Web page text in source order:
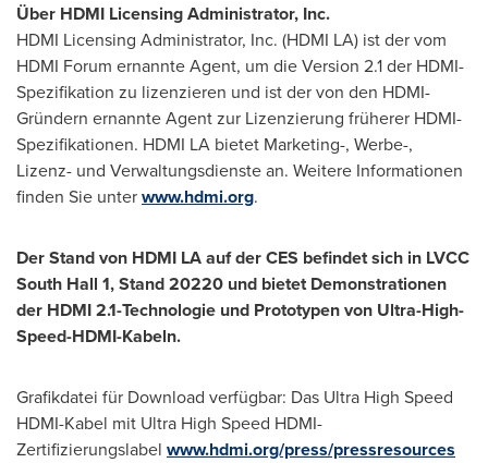
Über HDMI Licensing Administrator, Inc.
HDMI Licensing Administrator, Inc. (HDMI LA) ist der vom
HDMI Forum ernannte Agent, um die Version 2.1 der HDMI-
Spezifikation zu lizenzieren und ist der von den HDMI-
Gründern ernannte Agent zur Lizenzierung früherer HDMI-
Spezifikationen. HDMI LA bietet Marketing-, Werbe-,
Lizenz- und Verwaltungsdienste an. Weitere Informationen
finden Sie unterwww.hdmi.org.
Der Stand von HDMI LA auf der CES befindet sich in LVCC
South Hall 1, Stand 20220 und bietet Demonstrationen
der HDMI 2.1-Technologie und Prototypen von Ultra-High-
Speed-HDMI-Kabeln.
Grafikdatei für Download verfügbar: Das Ultra High Speed
HDMI-Kabel mit Ultra High Speed HDMI-
Zertifizierungslabel www.hdmi.org/press/pressresources